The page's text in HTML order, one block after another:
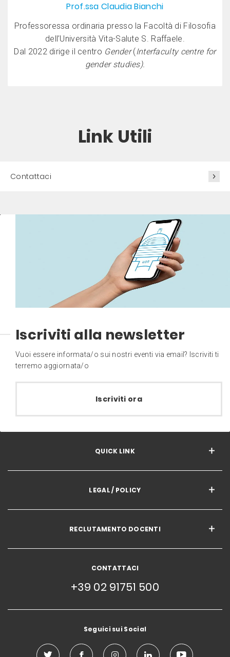
Prof.ssa Claudia Bianchi
Professoressa ordinaria presso la Facoltà di Filosofia
dell’Università Vita-Salute S. Raffaele.
Dal 2022 dirige il centro Gender(Interfaculty centre for
gender studies).
Link Utili
Contattaci
Iscriviti alla newsletter
Vuoi essere informata/o sui nostri eventi via email? Iscriviti ti
terremo aggiornata/o
Iscriviti ora
QUICK LINK
LEGAL / POLICY
RECLUTAMENTO DOCENTI
CONTATTACI
+39 02 91751 500
Seguici sui Social